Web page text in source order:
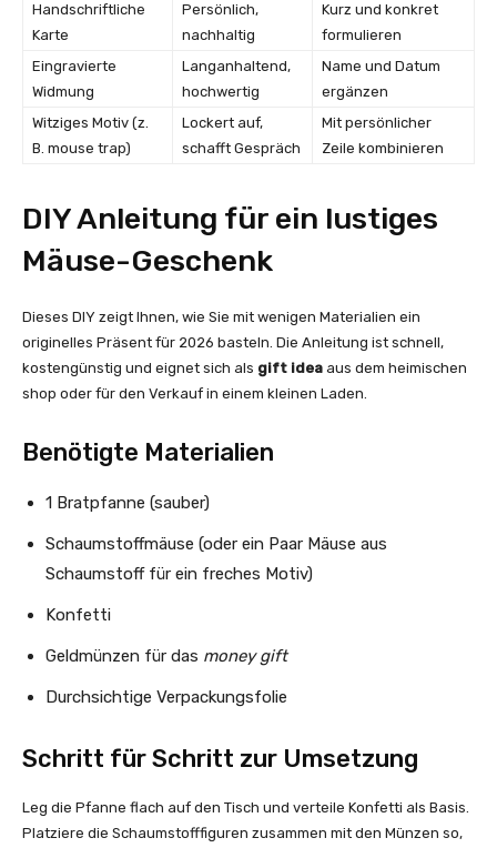
Handschriftliche
Karte
Persönlich,
nachhaltig
Kurz und konkret
formulieren
Eingravierte
Widmung
Langanhaltend,
hochwertig
Name und Datum
ergänzen
Witziges Motiv (z.
B. mouse trap)
Lockert auf,
schafft Gespräch
Mit persönlicher
Zeile kombinieren
DIY Anleitung für ein lustiges
Mäuse-Geschenk
Dieses DIY zeigt Ihnen, wie Sie mit wenigen Materialien ein
originelles Präsent für 2026 basteln. Die Anleitung ist schnell,
kostengünstig und eignet sich als gift idea aus dem heimischen
shop oder für den Verkauf in einem kleinen Laden.
Benötigte Materialien
1 Bratpfanne (sauber)
Schaumstoffmäuse (oder ein Paar Mäuse aus
Schaumstoff für ein freches Motiv)
Konfetti
Geldmünzen für das money gift
Durchsichtige Verpackungsfolie
Schritt für Schritt zur Umsetzung
Leg die Pfanne flach auf den Tisch und verteile Konfetti als Basis.
Platziere die Schaumstofffiguren zusammen mit den Münzen so,